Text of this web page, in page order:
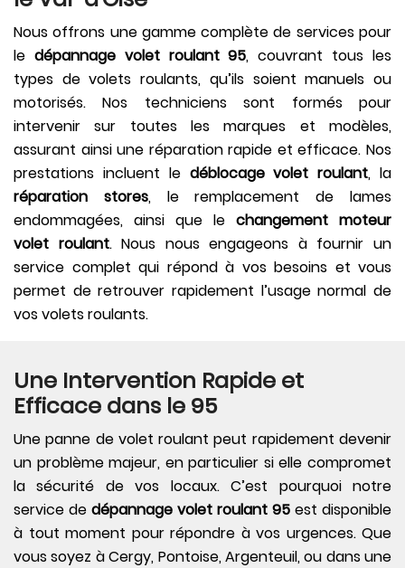
Nous offrons une gamme complète de services pour
le dépannage volet roulant 95, couvrant tous les
types de volets roulants, qu’ils soient manuels ou
motorisés. Nos techniciens sont formés pour
intervenir sur toutes les marques et modèles,
assurant ainsi une réparation rapide et efficace. Nos
prestations incluent le déblocage volet roulant, la
réparation stores, le remplacement de lames
endommagées, ainsi que le changement moteur
volet roulant. Nous nous engageons à fournir un
service complet qui répond à vos besoins et vous
permet de retrouver rapidement l’usage normal de
vos volets roulants.
Une Intervention Rapide et
Efficace dans le 95
Une panne de volet roulant peut rapidement devenir
un problème majeur, en particulier si elle compromet
la sécurité de vos locaux. C’est pourquoi notre
service de dépannage volet roulant 95 est disponible
à tout moment pour répondre à vos urgences. Que
vous soyez à Cergy, Pontoise, Argenteuil, ou dans une